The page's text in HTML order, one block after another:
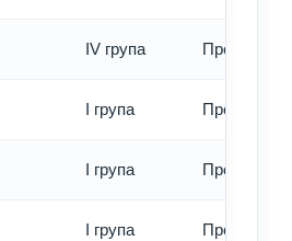
IV група Превод -
I група Превод -
I група Превод -
I група Превод -